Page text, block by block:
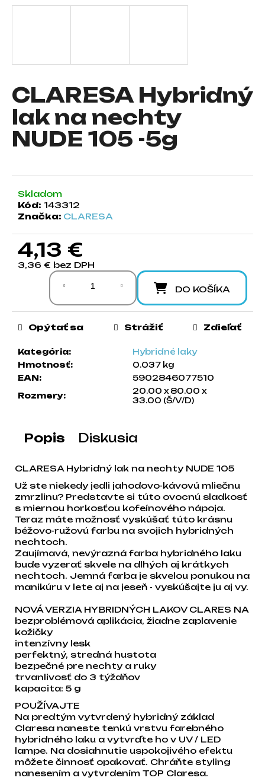
CLARESA Hybridný
lak na nechty
NUDE 105 -5g
Skladom
Kód: 143312
Značka: CLARESA
4,13 €
3,36 € bez DPH
Jednotková cena:
DO KOŠÍKA
Kategória:
Hybridné laky
Hmotnosť:
0.037 kg
EAN:
5902846077510
Rozmery:
20.00 x 80.00 x
33.00 (Š/V/D)
Opýtať sa Strážiť Zdieľať
Popis Diskusia
CLARESA Hybridný lak na nechty NUDE 105
Už ste niekedy jedli jahodovo-kávovú mliečnu
zmrzlinu? Predstavte si túto ovocnú sladkosť
s miernou horkosťou kofeínového nápoja.
Teraz máte možnosť vyskúšať túto krásnu
béžovo-ružovú farbu na svojich hybridných
nechtoch.
Zaujímavá, nevýrazná farba hybridného laku
bude vyzerať skvele na dlhých aj krátkych
nechtoch. Jemná farba je skvelou ponukou na
manikúru v lete aj na jeseň - vyskúšajte ju aj vy.
NOVÁ VERZIA HYBRIDNÝCH LAKOV CLARES NA
bezproblémová aplikácia, žiadne zaplavenie
kožičky
intenzívny lesk
perfektný, stredná hustota
bezpečné pre nechty a ruky
trvanlivosť do 3 týždňov
kapacita: 5 g
POUŽÍVAJTE
Na predtým vytvrdený hybridný základ
Claresa naneste tenkú vrstvu farebného
hybridného laku a vytvrďte ho v UV / LED
lampe. Na dosiahnutie uspokojivého efektu
môžete činnosť opakovať. Chráňte styling
nanesením a vytvrdením TOP Claresa.
ť
HĽADAŤ
d
p
r
ú
č